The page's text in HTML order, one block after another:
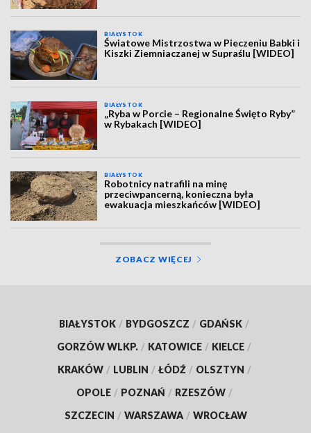
BIAŁYSTOK
Światowe Mistrzostwa w Pieczeniu Babki i
Kiszki Ziemniaczanej w Supraślu [WIDEO]
BIAŁYSTOK
„Ryba w Porcie – Regionalne Święto Ryby”
w Rybakach [WIDEO]
BIAŁYSTOK
Robotnicy natrafili na minę
przeciwpancerną, konieczna była
ewakuacja mieszkańców [WIDEO]
ZOBACZ WIĘCEJ
BIAŁYSTOK / BYDGOSZCZ / GDAŃSK /
GORZÓW WLKP. / KATOWICE / KIELCE /
KRAKÓW / LUBLIN / ŁÓDŹ / OLSZTYN /
OPOLE / POZNAŃ / RZESZÓW /
SZCZECIN / WARSZAWA / WROCŁAW